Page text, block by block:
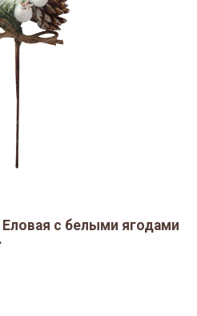
Еловая с белыми ягодами